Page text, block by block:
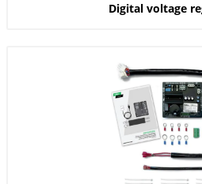
Digital voltage